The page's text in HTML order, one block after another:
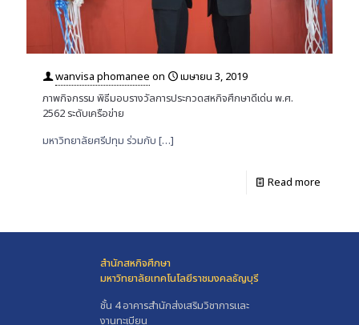
wanvisa phomanee on
เมษายน 3, 2019
ภาพกิจกรรม พิธีมอบรางวัลการประกวดสหกิจศึกษาดีเด่น พ.ศ.
2562 ระดับเครือข่าย
มหาวิทยาลัยศรีปทุม ร่วมกับ […]
Read more
สำนักสหกิจศึกษา
มหาวิทยาลัยเทคโนโลยีราชมงคลธัญบุรี
ชั้น 4 อาคารสำนักส่งเสริมวิชาการและ
งานทะเบียน